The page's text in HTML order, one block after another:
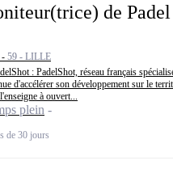
de Padel
- 59 - LILLE
: PadelShot, réseau français
d'accélérer son développement sur le
à ouvert...
plein
de 30 jours